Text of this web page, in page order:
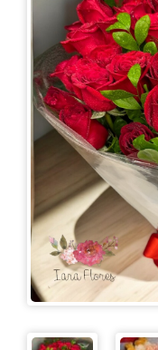
PLANTADAS
KITS
CESTAS
OCASIÕES
PARA